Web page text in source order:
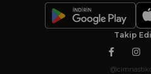
Takip